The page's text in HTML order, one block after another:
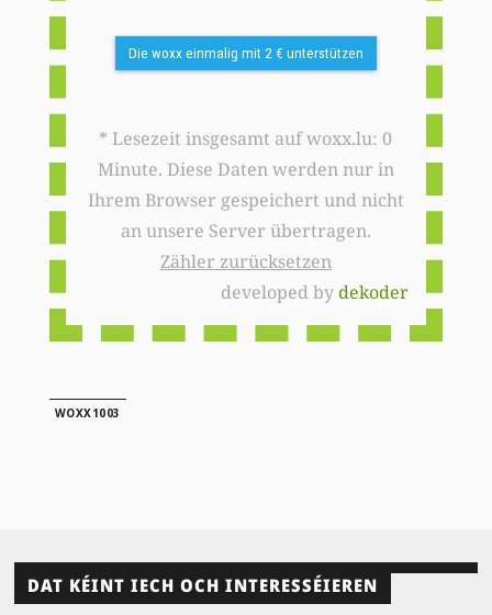
Die woxx einmalig mit 2 € unterstützen
* Lesezeit insgesamt auf woxx.lu: 0
Minute. Diese Daten werden nur in
Ihrem Browser gespeichert und nicht
an unsere Server übertragen.
Zähler zurücksetzen
developed bydekoder
WOXX1003
DAT KÉINT IECH OCH INTERESSÉIEREN